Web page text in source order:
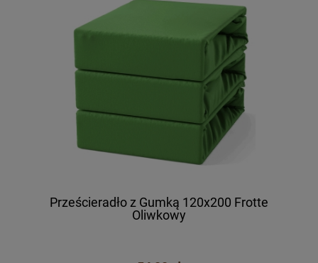
Prześcieradło z Gumką 120x200 Frotte
Oliwkowy